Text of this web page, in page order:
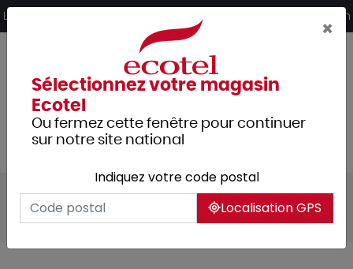
Livraison offerte dès 249€ HT d’achat et retrait 2h en magasin
Tous les produits
Arts de la table
Verrerie
×
Sélectionnez votre magasin
Ecotel
Ou fermez cette fenêtre pour continuer
sur notre site national
Indiquez votre code postal
Localisation GPS
Panneau de gestion des cookies